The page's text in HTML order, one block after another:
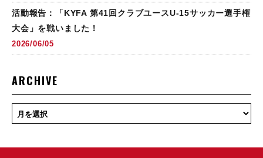
活動報告：「KYFA 第41回クラブユースU-15サッカー選手権
大会」を戦いました！
2026/06/05
ARCHIVE